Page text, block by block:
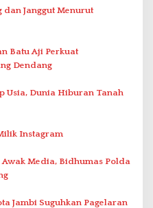
dan Janggut Menurut
Batu Aji Perkuat
Dendang
Usia, Dunia Hiburan Tanah
Instagram
Media, Bidhumas Polda
Jambi Suguhkan Pagelaran